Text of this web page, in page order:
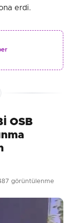
erdi.
OSB
görüntülenme